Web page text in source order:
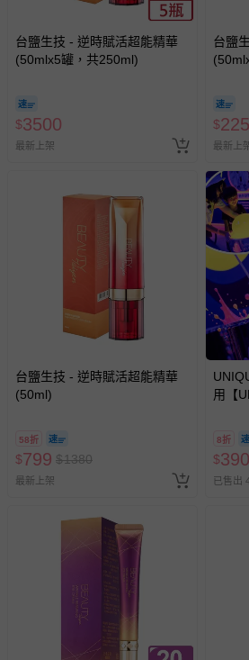
留商品未達活動門檻，將以原價計
商品、食品等）。
報紙、期刊或雜誌（惟書籍如
新費用）。
經消費者拆封之影音商品或電
等）。
非以有形媒介提供之數位內容
上服務，經消費者事先同意始
戲或活動點數等）。
-個人衛生用品（例如尿布、貼
墊、寢具類等）。
-接觸性孕哺產品（奶嘴、奶瓶
帶束縛衣、餐搖椅等）。
-其他原廠盒裝商品封口處已貼
國際航空、客運、訂房等服務。
台鹽生技 - 逆時賦活超能精華
(50mlx5罐，共250ml)
$3500
最新上架
台鹽
$
最新上
台鹽生技 - 逆時賦活超能精華
(50ml)
58折
$799 $1380
最新上架
用【
訂單
人小
8折
$390
已售出